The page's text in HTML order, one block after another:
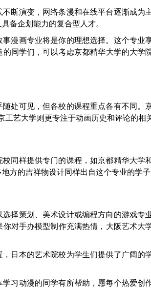
断演变，网络条漫和在线平台逐渐成为
备企划能力的复合型人才。
漫画专业将是你的理想选择。这个专业
同学们，可以考虑京都精华大学的大学
处可见，但各校的课程重点各有不同。
艺大学则更专注于动画历史和评论的相
同样提供专门的课程，如京都精华大学
方的吉祥物设计同样出自这个专业的学子
择策划、美术设计或编程方向的游戏专
对手办模型制作充满热情，大阪艺术大
日本的艺术院校为学生们提供了广阔的
习动漫的同学有所帮助，愿每个热爱创